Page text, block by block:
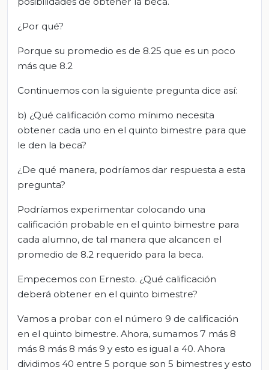
¿Por qué?
Porque su promedio es de 8.25 que es un poco
más que 8.2
Continuemos con la siguiente pregunta dice así:
b) ¿Qué calificación como mínimo necesita
obtener cada uno en el quinto bimestre para que
le den la beca?
¿De qué manera, podríamos dar respuesta a esta
pregunta?
Podríamos experimentar colocando una
calificación probable en el quinto bimestre para
cada alumno, de tal manera que alcancen el
promedio de 8.2 requerido para la beca.
Empecemos con Ernesto. ¿Qué calificación
deberá obtener en el quinto bimestre?
Vamos a probar con el número 9 de calificación
en el quinto bimestre. Ahora, sumamos 7 más 8
más 8 más 8 más 9 y esto es igual a 40. Ahora
dividimos 40 entre 5 porque son 5 bimestres y esto